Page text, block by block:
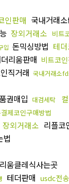
인판매 국내거래
장외거래소 비트
입 돈믹싱방법 테
리움판매 비트코
직거래 국내거래소
권매입 대검세탁
제코인구매방법
장외거래소 리플코
법
움클레식사는곳
테더판매 usdc전